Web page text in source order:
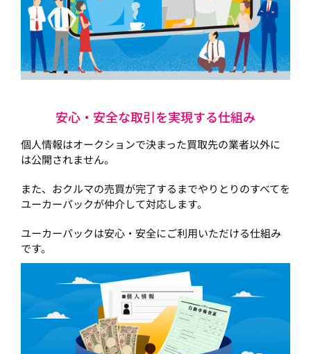
安心・安全な取引を実現する仕組み
個人情報はオークションで決まった買取先の業者以外に
は公開されません。
また、おクルマの売買が完了するまでやりとりのすべてを
ユーカーパックが仲介して対応します。
ユーカーパックは安心・安全にご利用いただける仕組み
です。